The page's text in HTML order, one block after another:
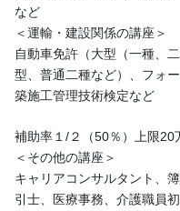
など
＜運輸・建設関係の講座＞
自動車免許（大型（一種、
型、普通二種など）、フォ
築施工管理技術検定など
補助率１/２（50％）上限20
＜その他の講座＞
キャリアコンサルタント、
引士、医療事務、介護職員